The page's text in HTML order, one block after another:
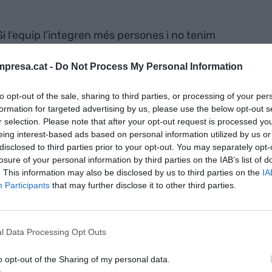
- Do Not Process My Personal Information
opt-out of the sale, sharing to third parties, or processing of your
for targeted advertising by us, please use the below opt-out
selection. Please note that after your opt-out request is processed
interest-based ads based on personal information utilized by us
to third parties prior to your opt-out. You may separately
of your personal information by third parties on the IAB’s list of
This information may also be disclosed by us to third parties on the
Participants that may further disclose it to other third parties.
Data Processing Opt Outs
opt-out of the Sharing of my personal data.
l’equip l’integren més persones i no tenim
tots plegats arrosseguem d’antics esquemes
o menys, probablement destinem més temps
a treure’n un profit real. Val més esperar a
veritat aplicar aquestes tècniques.
interrelacionades i interdependents. Els
poden aportar més valor són aquells en què
de l’equip depèn de la feina que hagin fet o
el poden conduir de manera autònoma
i la resta de persones no necessiten saber
es o com ho estan fent en tot el procés,
el cap aplicant metodologies
necessita posar en comú els avenços de